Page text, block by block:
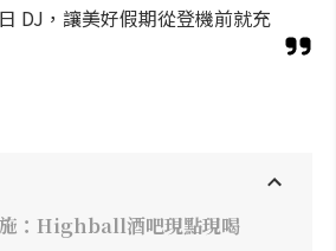
DJ，讓美好假期從登機前就充
：Highball酒吧現點現喝